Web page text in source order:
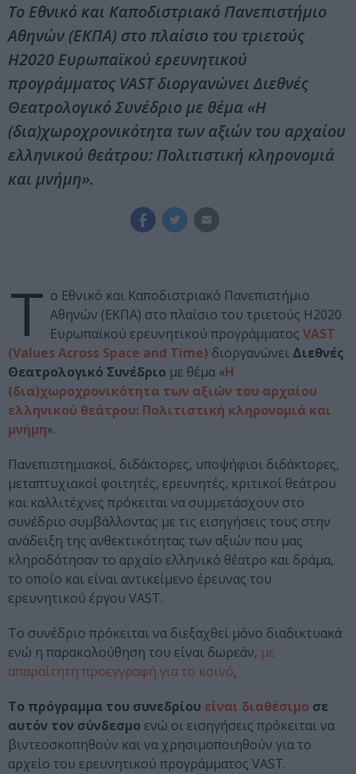
Tο Εθνικό και Καποδιστριακό Πανεπιστήμιο
Αθηνών (ΕΚΠΑ) στο πλαίσιο του τριετούς
H2020 Ευρωπαϊκού ερευνητικού
προγράμματος VAST διοργανώνει Διεθνές
Θεατρολογικό Συνέδριο με θέμα «Η
(δια)χωροχρονικότητα των αξιών του αρχαίου
ελληνικού θεάτρου: Πολιτιστική κληρονομιά
και μνήμη».
T ο Εθνικό και Καποδιστριακό Πανεπιστήμιο
Αθηνών (ΕΚΠΑ) στο πλαίσιο του τριετούς H2020
Ευρωπαϊκού ερευνητικού προγράμματος VAST
(ValuesAcross Space and Time) διοργανώνει Διεθνές
Θεατρολογικό Συνέδριο με θέμα «Η
(δια)χωροχρονικότητα των αξιών του αρχαίου
ελληνικού θεάτρου: Πολιτιστική κληρονομιά και
μνήμη».
Πανεπιστημιακοί, διδάκτορες, υποψήφιοι διδάκτορες,
μεταπτυχιακοί φοιτητές, ερευνητές, κριτικοί θεάτρου
και καλλιτέχνες πρόκειται να συμμετάσχουν στο
συνέδριο συμβάλλοντας με τις εισηγήσεις τους στην
ανάδειξη της ανθεκτικότητας των αξιών που μας
κληροδότησαν το αρχαίο ελληνικό θέατρο και δράμα,
το οποίο και είναι αντικείμενο έρευνας του
ερευνητικού έργου VAST.
Το συνέδριο πρόκειται να διεξαχθεί μόνο διαδικτυακά
ενώ η παρακολούθηση του είναι δωρεάν, με
απαραίτητη προεγγραφή για το κοινό.
Το πρόγραμμα του συνεδρίου είναι διαθέσιμο σε
αυτόν τον σύνδεσμο ενώ οι εισηγήσεις πρόκειται να
βιντεοσκοπηθούν και να χρησιμοποιηθούν για το
αρχείο του ερευνητικού προγράμματος VAST.